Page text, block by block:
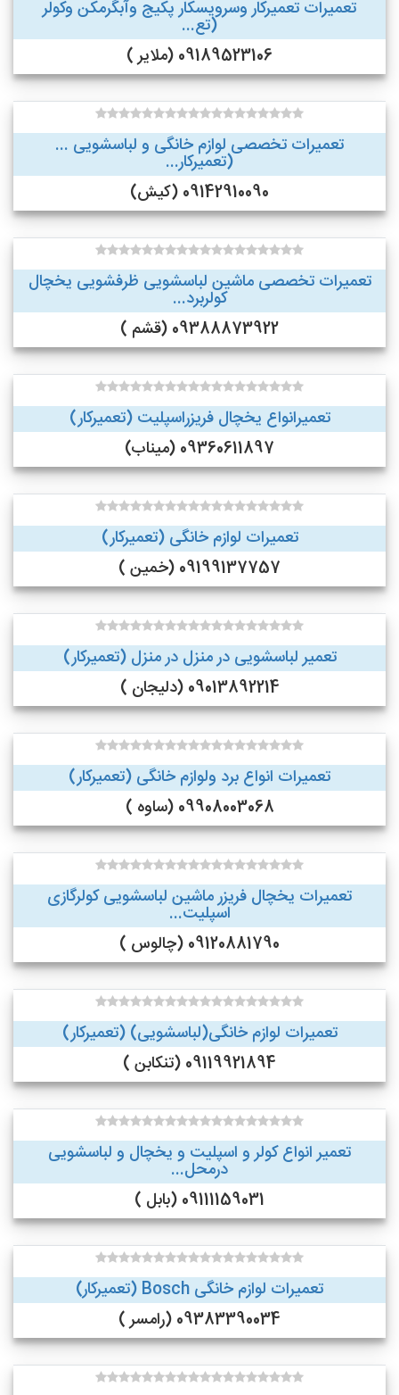
تعمیرات تعمیرکار وسرویسکار پکیج وآبگرمکن وکولر
(تع...
09189523106 (ملایر )
تعمیرات تخصصی لوازم خانگی و لباسشویی ...
(تعمیرکار...
09142910090 (کیش)
تعمیرات تخصصی ماشین لباسشویی ظرفشویی یخچال
کولربرد...
09388873922 (قشم )
تعمیرانواع یخچال فریزراسپلیت (تعمیرکار)
09360611897 (میناب)
تعمیرات لوازم خانگی (تعمیرکار)
09199137757 (خمین )
تعمیر لباسشویی در منزل در منزل (تعمیرکار)
09013892214 (دلیجان )
تعمیرات انواع برد ولوازم خانگی (تعمیرکار)
09908003068 (ساوه )
تعمیرات یخچال فریزر ماشین لباسشویی کولرگازی
اسپلیت...
09120881790 (چالوس )
تعمیرات لوازم خانگی(لباسشویی) (تعمیرکار)
09119921894 (تنکابن )
تعمیر انواع کولر و اسپلیت و یخچال و لباسشویی
درمحل...
09111159031 (بابل )
تعمیرات لوازم خانگی Bosch (تعمیرکار)
09383390034 (رامسر )